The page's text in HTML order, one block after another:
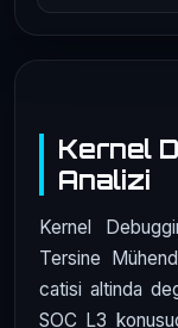
Kernel
Analizi
Kernel
Tersine
catisi altinda
SOC L3